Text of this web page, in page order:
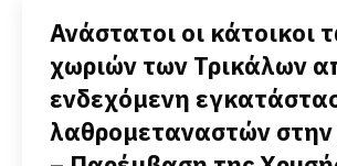
Ανάστατοι οι κάτοικοι
χωριών των Τρικάλων
ενδεχόμενη
λαθρομεταναστών στην